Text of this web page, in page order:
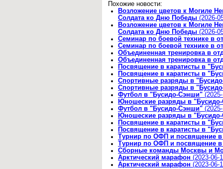
Похожие новости:
Возложение цветов к Могиле
Солдата ко Дню Победы (2026-
Возложение цветов к Могиле
Солдата ко Дню Победы (2026-
Семинар по боевой технике в
Семинар по боевой технике в
Объединенная тренировка в
Объединенная тренировка в
Посвящение в каратисты в
Посвящение в каратисты в
Спортивные разряды в
Спортивные разряды в
Футбол в "Бусидо-Сэнши"
Юношеские разряды в
Футбол в "Бусидо-Сэнши"
Юношеские разряды в
Посвящение в каратисты в
Посвящение в каратисты в
Турнир по ОФП и посвящение
Турнир по ОФП и посвящение
Сборные команды Москвы и
Арктический марафон (2023-06-
Арктический марафон (2023-06-